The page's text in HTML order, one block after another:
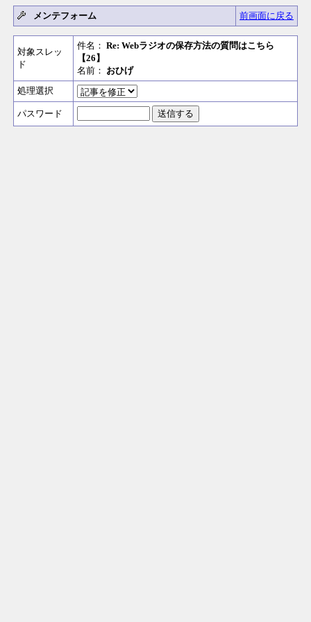
メンテフォーム 前画面に戻る
対象スレッ
ド
件名： Re: Webラジオの保存方法の質問はこちら
【26】
名前： おひげ
処理選択
パスワード